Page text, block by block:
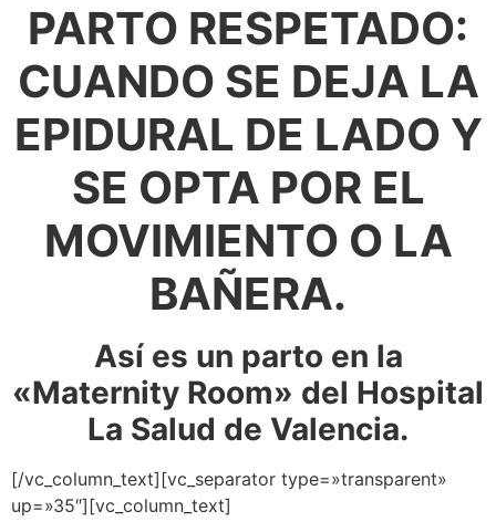
PARTO RESPETADO:
CUANDO SE DEJA LA
EPIDURAL DE LADO Y
SE OPTA POR EL
MOVIMIENTO O LA
BAÑERA.
Así es un parto en la
«Maternity Room» del Hospital
La Salud de Valencia.
[/vc_column_text][vc_separator type=»transparent»
up=»35″][vc_column_text]